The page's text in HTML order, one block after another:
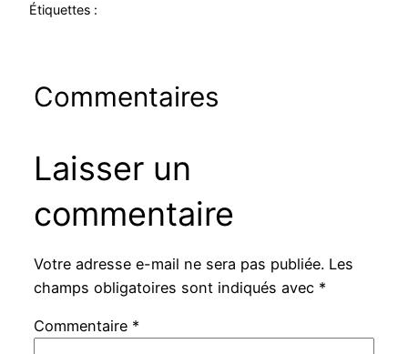
Étiquettes :
Commentaires
Laisser un
commentaire
Votre adresse e-mail ne sera pas publiée. Les
champs obligatoires sont indiqués avec *
Commentaire *